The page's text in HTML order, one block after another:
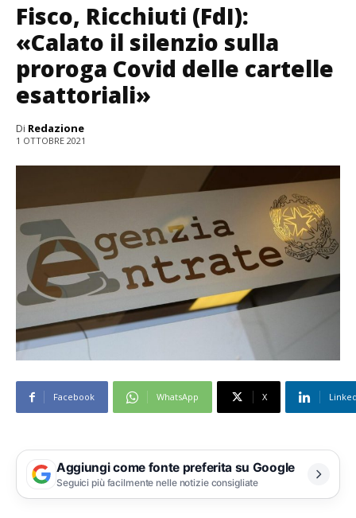
Fisco, Ricchiuti (FdI):
«Calato il silenzio sulla
proroga Covid delle cartelle
esattoriali»
Di Redazione
1 OTTOBRE 2021
Facebook WhatsApp X
Aggiungi come fonte preferita su Google
Seguici più facilmente nelle notizie consigliate